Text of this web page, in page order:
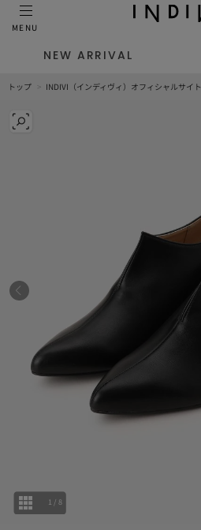
MENU
NEW ARRIVAL
トップ INDIVI（インディヴィ）オフィシャルサイト
1 / 8